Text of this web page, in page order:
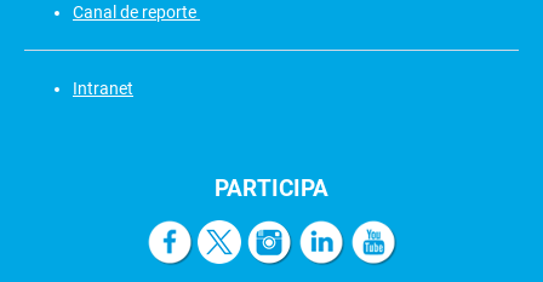
Canal de reporte
Intranet
PARTICIPA